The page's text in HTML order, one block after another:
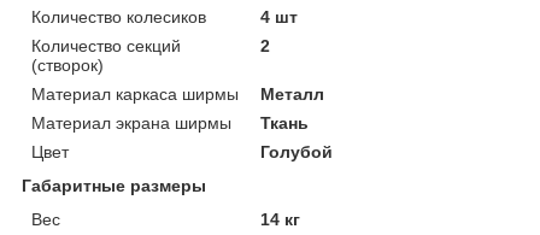
Количество колесиков
4 шт
Количество секций
(створок)
2
Материал каркаса ширмы
Металл
Материал экрана ширмы
Ткань
Цвет
Голубой
Габаритные размеры
Вес
14 кг